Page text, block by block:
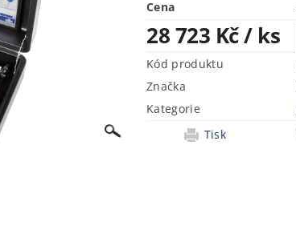
Cena
28 723 Kč/ ks
Kód produktu
Značka
Kategorie
Tisk